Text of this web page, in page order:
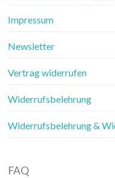
Impressum
Newsletter
Vertrag widerrufen
Widerrufsbelehrung
Widerrufsbelehrung &
FAQ